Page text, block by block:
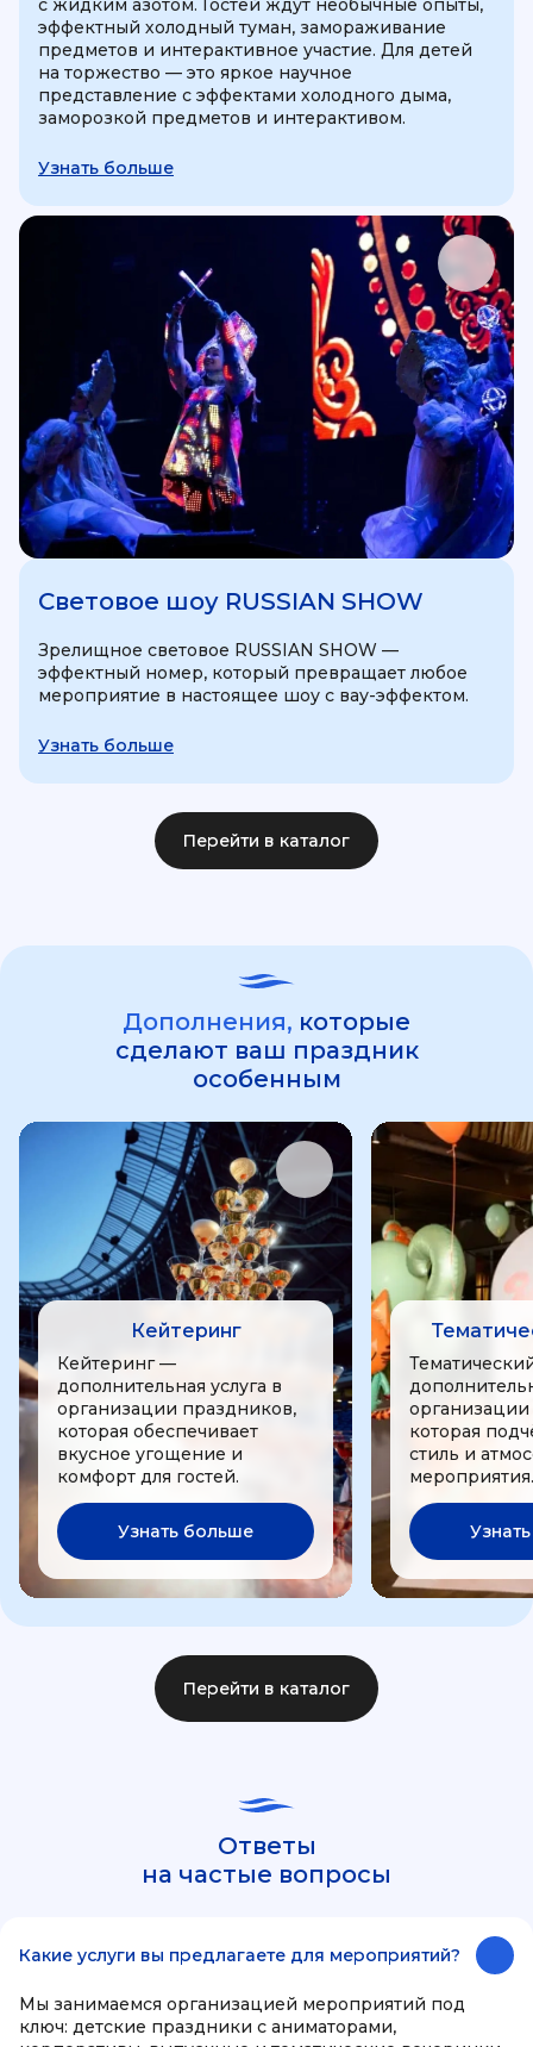
с жидким азотом. Гостей ждут необычные опыты,
эффектный холодный туман, замораживание
предметов и интерактивное участие. Для детей
на торжество — это яркое научное
представление с эффектами холодного дыма,
заморозкой предметов и интерактивом.
Узнать больше
Световое шоу RUSSIAN SHOW
Зрелищное световое RUSSIAN SHOW —
эффектный номер, который превращает любое
мероприятие в настоящее шоу с вау-эффектом.
Узнать больше
Перейти в каталог
Дополнения, которые
сделают ваш праздник
особенным
Кейтеринг
Кейтеринг —
дополнительная услуга в
организации праздников,
которая обеспечивает
вкусное угощение и
комфорт для гостей.
Узнать больше
которая
стиль и
мероприятия.
Перейти в каталог
Ответы
на частые вопросы
Какие услуги вы предлагаете для мероприятий?
Мы занимаемся организацией мероприятий под
ключ: детские праздники с аниматорами,